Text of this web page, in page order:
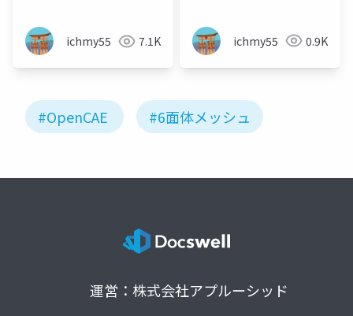
ichmy55 7.1K ichmy55 0.9K
#OpenCAE #6面体メッシュ
運営：株式会社アプルーシッド